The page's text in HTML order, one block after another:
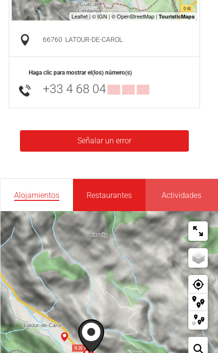
66760 LATOUR-DE-CAROL
Haga clic para mostrar el(los) número(s)
+33 4 68 04▒▒ ▒▒ ▒▒
Señalar un error
Alojamientos Restaurantes Actividades